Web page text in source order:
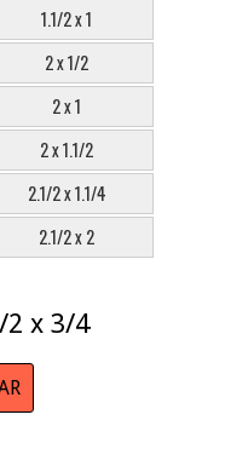
1.1/2 x 1
2 x 1/2
2 x 1
2 x 1.1/2
2.1/2 x 1.1/4
2.1/2 x 2
2 x 3/4